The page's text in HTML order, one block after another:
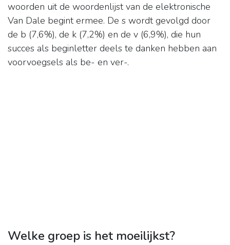
woorden uit de woordenlijst van de elektronische
Van Dale begint ermee. De s wordt gevolgd door
de b (7,6%), de k (7,2%) en de v (6,9%), die hun
succes als beginletter deels te danken hebben aan
voorvoegsels als be- en ver-.
Welke groep is het moeilijkst?